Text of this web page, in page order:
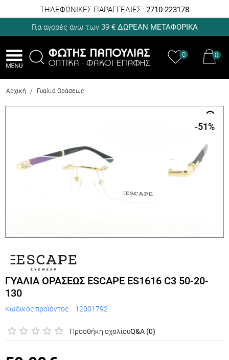
ΤΗΛΕΦΩΝΙΚΕΣ ΠΑΡΑΓΓΕΛΙΕΣ : 2710 223178
Για αγορές άνω των 39 € ΔΩΡΕΑΝ ΜΕΤΑΦΟΡΙΚΑ
0 0
Αρχική / Γυαλιά Οράσεως
-51%
ΓΥΑΛΙΑ ΟΡΑΣΕΩΣ ESCAPE ES1616 C3 50-20-
130
Κωδικός προϊόντος: 12001792
Προσθήκη σχολίουQ&A (0)